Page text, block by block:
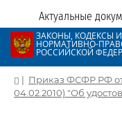
Актуальные
ЗАКОНЫ, КОДЕКСЫ И
НОРМАТИВНО-
РОССИЙСКОЙ
| Приказ ФСФР РФ от
04.02.2010) "Об